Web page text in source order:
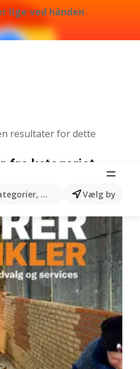
lige ved hånden
produkter...Vælg by
resultater for dette
fra kategoriet